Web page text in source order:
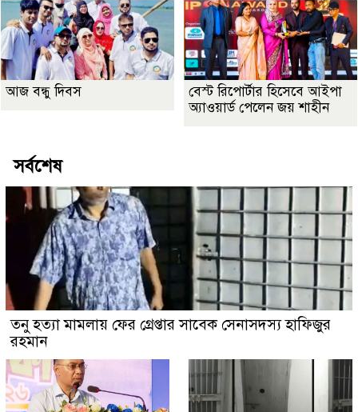
আজ বন্ধু দিবস
বেস্ট রিপোর্টার হিসেবে আইপা
অ্যাওয়ার্ড পেলেন জয় শাহীন
সর্বশেষ
তনু হত্যা মামলায় ফের গ্রেপ্তার সাবেক সেনাসদস্য হাফিজুর
রহমান